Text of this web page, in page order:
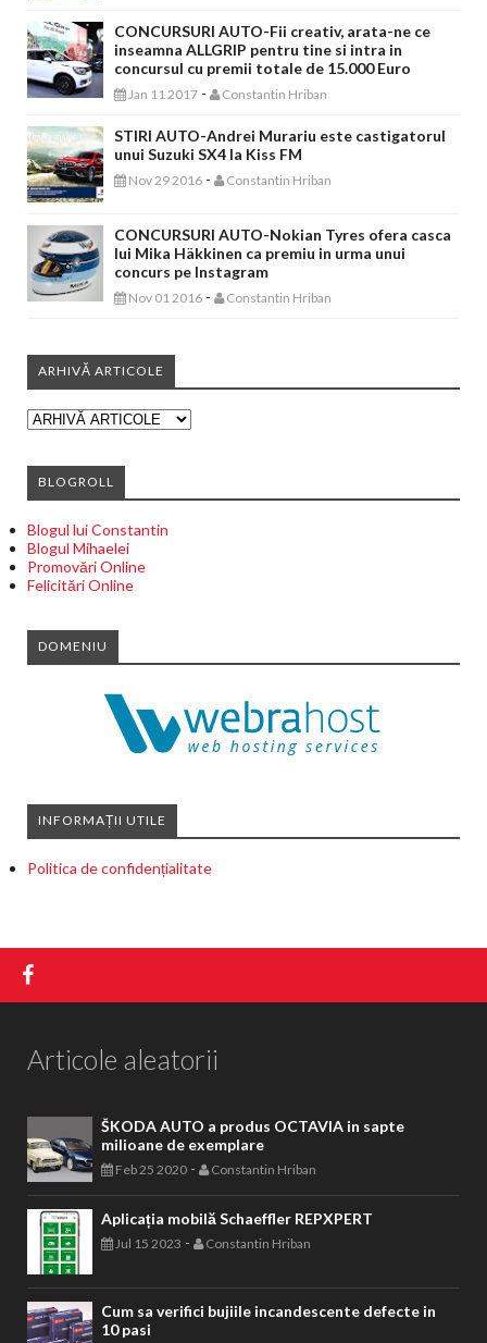
CONCURSURI AUTO-Fii creativ, arata-ne ce
inseamna ALLGRIP pentru tine si intra in
concursul cu premii totale de 15.000 Euro
Jan 11 2017 - Constantin Hriban
STIRI AUTO-Andrei Murariu este castigatorul
unui Suzuki SX4 la Kiss FM
Nov 29 2016 - Constantin Hriban
CONCURSURI AUTO-Nokian Tyres ofera casca
lui Mika Häkkinen ca premiu in urma unui
concurs pe Instagram
Nov 01 2016 - Constantin Hriban
ARHIVĂ ARTICOLE
BLOGROLL
Blogul lui Constantin
Blogul Mihaelei
Promovări Online
Felicitări Online
DOMENIU
INFORMAȚII UTILE
Politica de confidențialitate
Articole aleatorii
ŠKODA AUTO a produs OCTAVIA in sapte
milioane de exemplare
Feb 25 2020 - Constantin Hriban
Aplicația mobilă Schaeffler REPXPERT
Jul 15 2023 - Constantin Hriban
Cum sa verifici bujiile incandescente defecte in
10 pasi